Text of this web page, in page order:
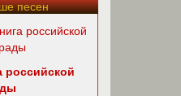
песен
российской